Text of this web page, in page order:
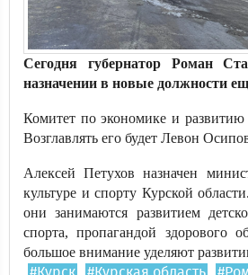
Сегодня губернатор Роман
назначении в новые должности
Комитет по экономике и развитию
Возглавлять его будет Левон
Алексей Петухов назначен
культуре и спорту Курской
они занимаются развитием
спорта, пропагандой здорового
большое внимание уделяют